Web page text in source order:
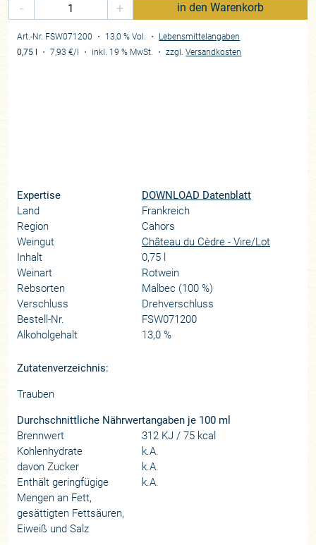
-
+ in den Warenkorb
Art.-Nr. FSW071200 ・ 13,0 % Vol. ・ Lebensmittelangaben
0,75 l
・7,93 €/l ・ inkl. 19 % MwSt. ・zzgl.Versandkosten
Expertise
DOWNLOAD Datenblatt
Land
Frankreich
Region
Cahors
Weingut
Château du Cèdre - Vire/Lot
Inhalt
0,75 l
Weinart
Rotwein
Rebsorten
Malbec (100 %)
Verschluss
Drehverschluss
Bestell-Nr.
FSW071200
Alkoholgehalt
13,0 %
Zutatenverzeichnis:
Trauben
Durchschnittliche Nährwertangaben je 100 ml
Brennwert
312 KJ / 75 kcal
Kohlenhydrate
k.A.
davon Zucker
k.A.
Enthält geringfügige
Mengen an Fett,
gesättigten Fettsäuren,
Eiweiß und Salz
k.A.